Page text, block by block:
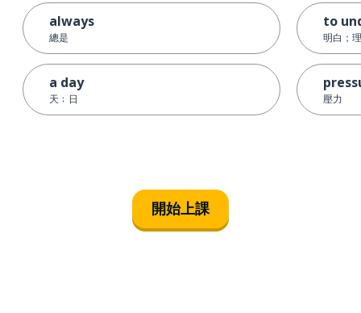
always
總是
a day
天﹔日
to
明白；
壓力
開始上課